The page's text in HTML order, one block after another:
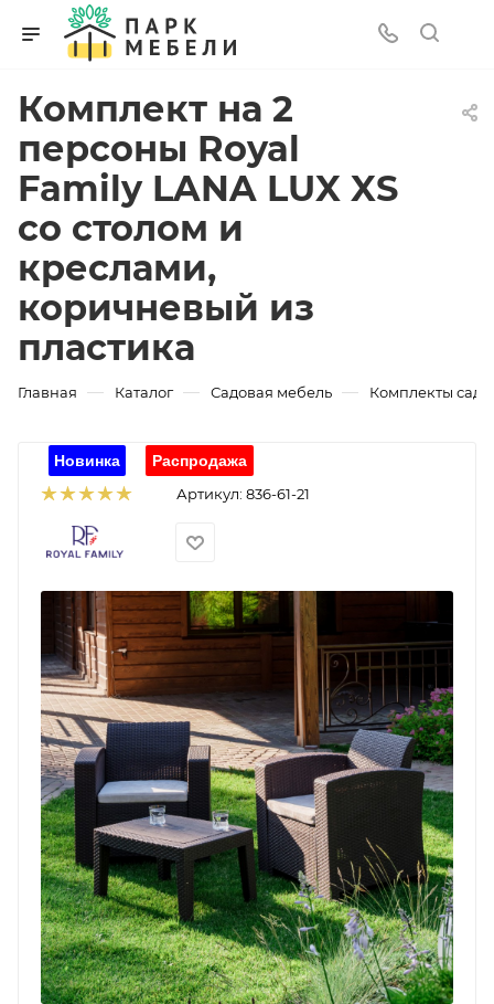
Комплект на 2
персоны Royal
Family LANA LUX XS
со столом и
креслами,
коричневый из
пластика
Главная — Каталог — Садовая мебель — Комплекты
Артикул: 836-61-21